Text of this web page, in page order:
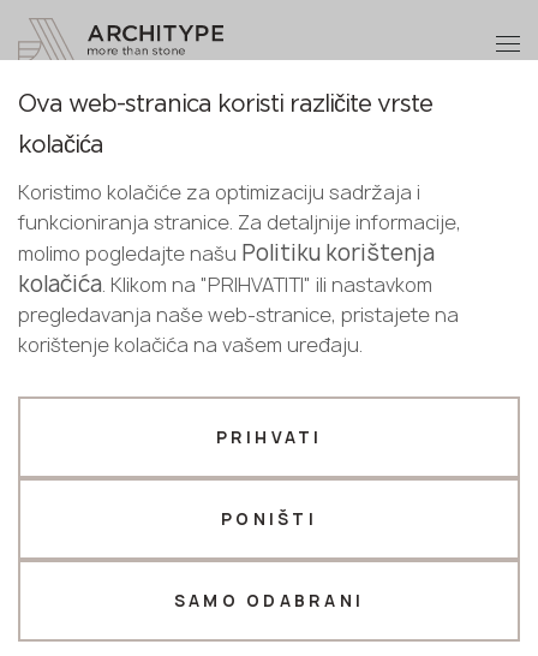
English
Croatian
+48 22 602 20 22
Postanite partner
8580 Tarn
Avant Quartz
Novo
Postanite
partner
Pošaljite svoje podatke ili nas
kontaktirajte telefonom
+48 22 602 20 22
Proizvođač
Ime *
Hvala!
naši menadžeri će vas kontaktirati u
najkraćem roku
Ova web-stranica koristi različite vrste
kolačića
Koristimo kolačiće za optimizaciju sadržaja i
funkcioniranja stranice. Za detaljnije informacije,
molimo pogledajte našu Politiku korištenja
kolačića. Klikom na "PRIHVATITI" ili nastavkom
pregledavanja naše web-stranice, pristajete na
korištenje kolačića na vašem uređaju.
SAMO ODABRANI
PONIŠTI
PRIHVATI